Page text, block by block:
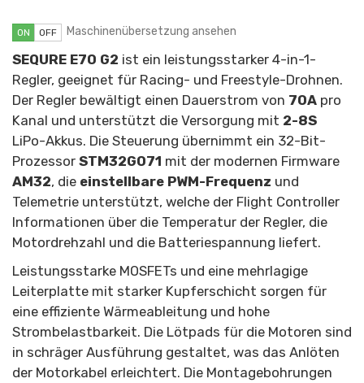
ON OFF Maschinenübersetzung ansehen
SEQURE E70 G2 ist ein leistungsstarker 4-in-1-
Regler, geeignet für Racing- und Freestyle-Drohnen.
Der Regler bewältigt einen Dauerstrom von 70A pro
Kanal und unterstützt die Versorgung mit 2-8S
LiPo-Akkus. Die Steuerung übernimmt ein 32-Bit-
Prozessor STM32G071 mit der modernen Firmware
AM32, die einstellbare PWM-Frequenz und
Telemetrie unterstützt, welche der Flight Controller
Informationen über die Temperatur der Regler, die
Motordrehzahl und die Batteriespannung liefert.
Leistungsstarke MOSFETs und eine mehrlagige
Leiterplatte mit starker Kupferschicht sorgen für
eine effiziente Wärmeableitung und hohe
Strombelastbarkeit. Die Lötpads für die Motoren sind
in schräger Ausführung gestaltet, was das Anlöten
der Motorkabel erleichtert. Die Montagebohrungen